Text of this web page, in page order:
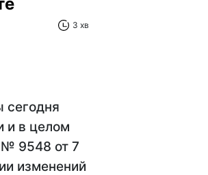
3 хв
сегодня
и в целом
№ 9548 от 7
изменений